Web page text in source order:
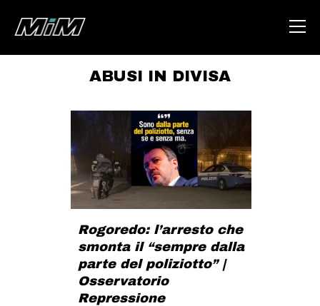
ABOUT
AREA
DEGENERAZIONE
GAZA FREESTYLE
CSOA LAMBRETTA
MSM
STUDENTI TSUNAMI
ZAM
ABUSI IN DIVISA
Rogoredo: l’arresto che
smonta il “sempre dalla
parte del poliziotto” |
Osservatorio
Repressione